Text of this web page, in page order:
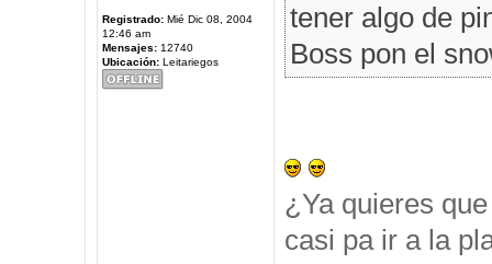
Registrado:Mié Dic 08, 2004
12:46 am
Mensajes:12740
Ubicación:Leitariegos
tener algo de
Boss pon el
¿Ya quieres
casi pa ir a la